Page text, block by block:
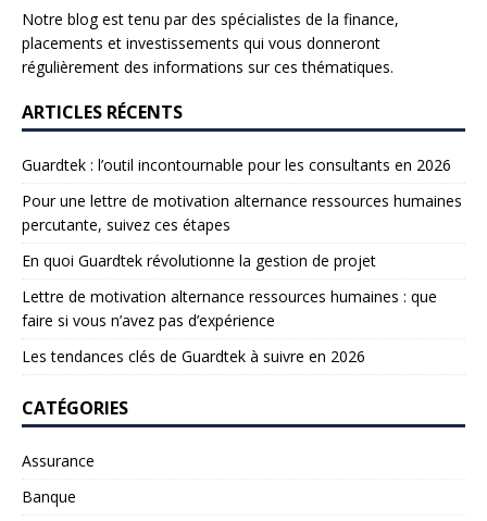
Notre blog est tenu par des spécialistes de la finance,
placements et investissements qui vous donneront
régulièrement des informations sur ces thématiques.
ARTICLES RÉCENTS
Guardtek : l’outil incontournable pour les consultants en 2026
Pour une lettre de motivation alternance ressources humaines
percutante, suivez ces étapes
En quoi Guardtek révolutionne la gestion de projet
Lettre de motivation alternance ressources humaines : que
faire si vous n’avez pas d’expérience
Les tendances clés de Guardtek à suivre en 2026
CATÉGORIES
Assurance
Banque